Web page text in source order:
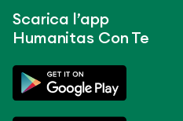
Scarica l’app
Humanitas Con Te